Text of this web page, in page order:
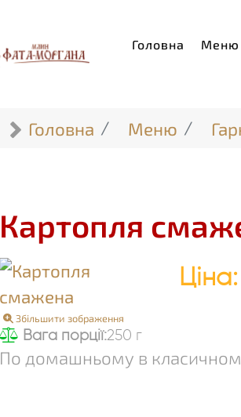
Головна Меню
Головна Меню
Картопля
Збільшити зображення
Ціна:
Вага порції:250 г
По домашньому в